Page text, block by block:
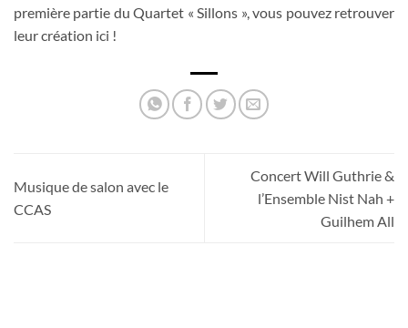
première partie du Quartet « Sillons », vous pouvez retrouver
leur création ici !
Musique de salon avec le
CCAS
Concert Will Guthrie &
l’Ensemble Nist Nah +
Guilhem All